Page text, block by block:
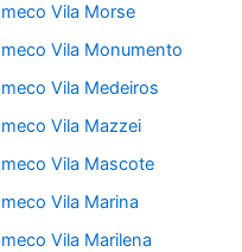
Vila Morse
Vila Monumento
Vila Medeiros
Vila Mazzei
Vila Mascote
Vila Marina
Vila Marilena